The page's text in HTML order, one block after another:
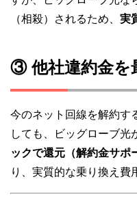
（相殺）されるため、 実
③ 他社違約金を
今のネット回線を解約す
しても、ビッグローブ光
ックで還元（解約金サポ
り、実質的な乗り換え費